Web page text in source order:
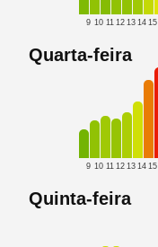
9 10 11 12 13 14 15
Quarta-feira
9 10 11 12 13 14 15
Quinta-feira